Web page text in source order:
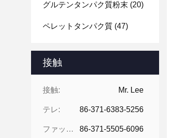
グルテンタンパク質粉末 (20)
ペレットタンパク質 (47)
接触
接触: Mr. Lee
テレ: 86-371-6383-5256
ファックス: 86-371-5505-6096